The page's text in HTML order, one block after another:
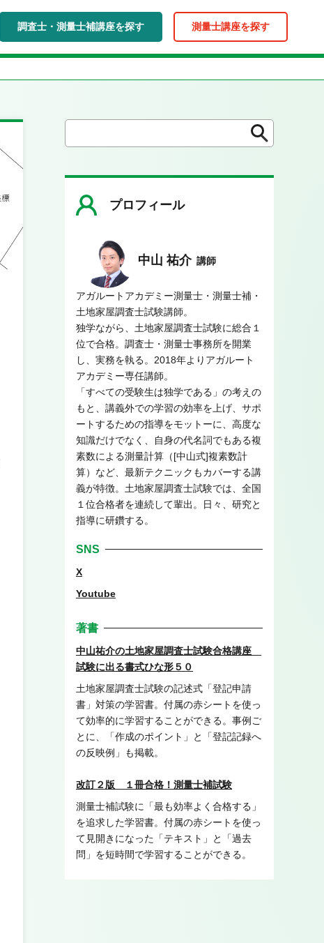
調査士・測量士補講座を探す 測量士講座を探す
索
検
プロフィール
中山 祐介 講師
アガルートアカデミー測量士・測量士補・
土地家屋調査士試験講師。
独学ながら、土地家屋調査士試験に総合１
位で合格。調査士・測量士事務所を開業
し、実務を執る。2018年よりアガルート
アカデミー専任講師。
「すべての受験生は独学である」の考えの
もと、講義外での学習の効率を上げ、サポ
ートするための指導をモットーに、高度な
知識だけでなく、自身の代名詞でもある複
素数による測量計算（[中山式]複素数計
算）など、最新テクニックもカバーする講
義が特徴。土地家屋調査士試験では、全国
１位合格者を連続して輩出。日々、研究と
指導に研鑽する。
SNS
X
Youtube
著書
中山祐介の土地家屋調査士試験合格講座
試験に出る書式ひな形５０
土地家屋調査士試験の記述式「登記申請
書」対策の学習書。付属の赤シートを使っ
て効率的に学習することができる。事例ご
とに、「作成のポイント」と「登記記録へ
の反映例」も掲載。
改訂２版 １冊合格！測量士補試験
測量士補試験に「最も効率よく合格する」
を追求した学習書。付属の赤シートを使っ
て見開きになった「テキスト」と「過去
問」を短時間で学習することができる。